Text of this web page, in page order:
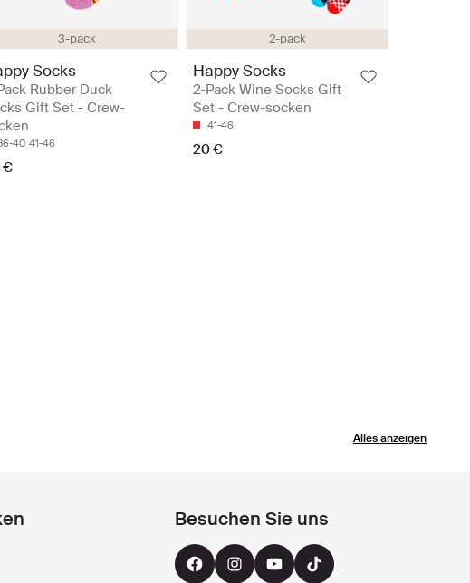
3-pack
Socks
Rubber Duck
Gift Set - Crew-
40 41-46
€
2-pack
Happy Socks
2-Pack Wine Socks Gift
Set - Crew-socken
41-46
20 €
Alles anzeigen
Besuchen Sie uns